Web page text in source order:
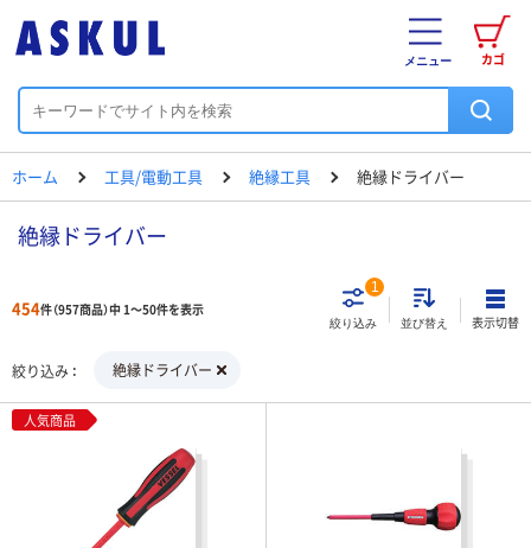
カゴ
メニュー
ホーム 工具/電動工具 絶縁工具 絶縁ドライバー
絶縁ドライバー
454件（957商品）中 1～50件を表示
絞り込み
1
並び替え 表示切替
絞り込み 絶縁ドライバー
人気商品